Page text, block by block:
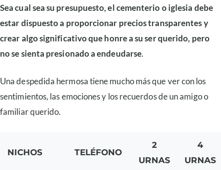
Sea cual sea su presupuesto, el cementerio o iglesia debe
estar dispuesto a proporcionar precios transparentes y
crear algo significativo que honre a su ser querido, pero
no se sienta presionado a endeudarse.
Una despedida hermosa tiene mucho más que ver con los
sentimientos, las emociones y los recuerdos de un amigo o
familiar querido.
NICHOS TELÉFONO
2
URNAS
4
URNAS